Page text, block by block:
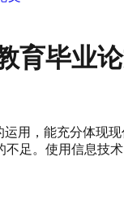
育毕业
用，能充分体现
足。使用信息技